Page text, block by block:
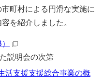
町村による円滑な実施に
を紹介しました。
説明会の次第
活支援支援総合事業の概